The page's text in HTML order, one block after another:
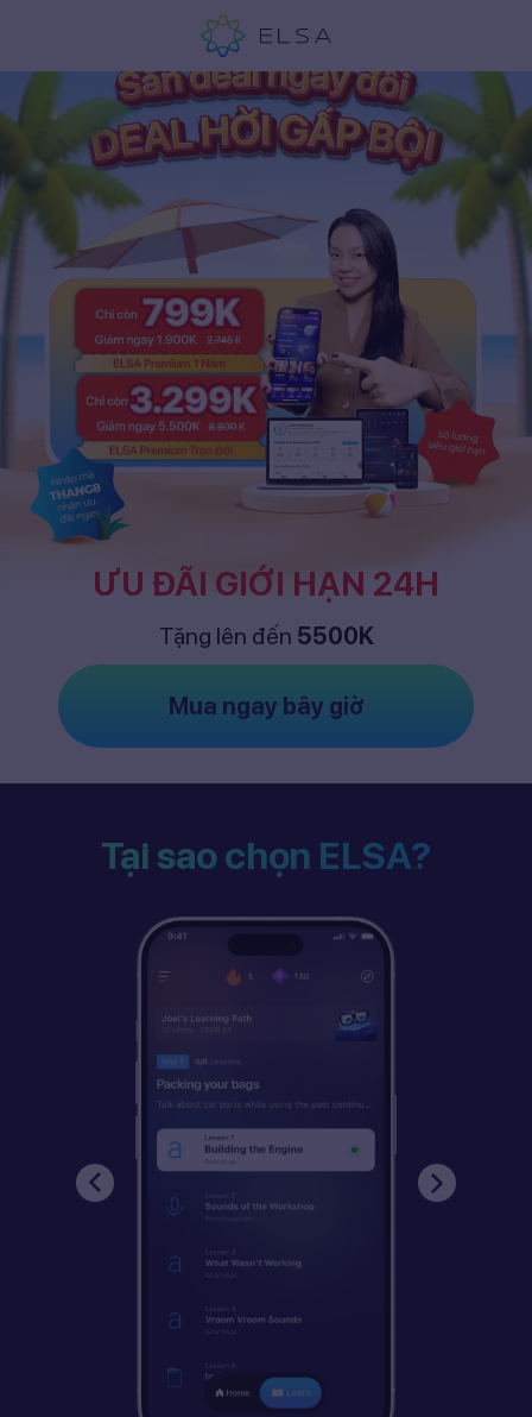
ƯU ĐÃI GIỚI HẠN 24H
Tặng lên đến 5500K
Mua ngay bây giờ
Tại sao chọn ELSA?